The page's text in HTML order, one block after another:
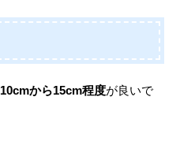
10cmから15cm程度が良いで